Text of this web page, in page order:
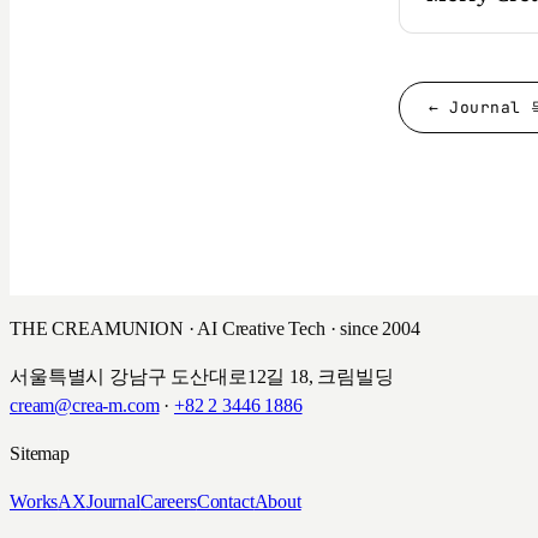
← Journal
THE CREAMUNION · AI Creative Tech · since 2004
서울특별시 강남구 도산대로12길 18, 크림빌딩
cream@crea-m.com· +82 2 3446 1886
Sitemap
WorksAXJournalCareersContactAbout